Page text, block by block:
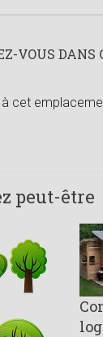
VOUS DANS
cet
peut-être